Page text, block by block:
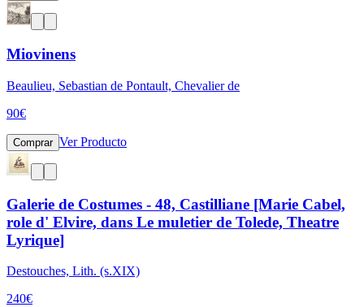
Miovinens
Beaulieu, Sebastian de Pontault, Chevalier de
90€
Comprar Ver Producto
Galerie de Costumes - 48, Castilliane [Marie Cabel,
role d' Elvire, dans Le muletier de Tolede, Theatre
Lyrique]
Destouches, Lith. (s.XIX)
240€